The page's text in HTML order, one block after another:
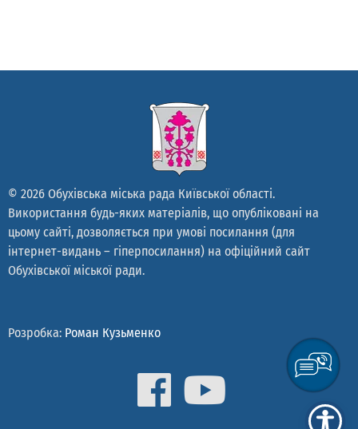
© 2026 Обухівська міська рада Київської області.
Використання будь-яких матеріалів, що опубліковані на
цьому сайті, дозволяється при умові посилання (для
інтернет-видань – гіперпосилання) на офіційний сайт
Обухівської міської ради.
Розробка: Роман Кузьменко